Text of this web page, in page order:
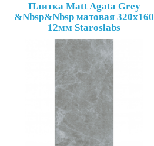
Плитка Matt Agata Grey
&Nbsp&Nbsp матовая 320x160
12мм Staroslabs